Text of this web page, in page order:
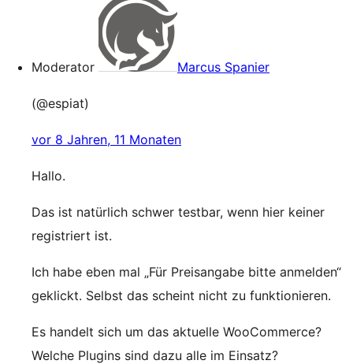
Moderator Marcus Spanier
(@espiat)
vor 8 Jahren, 11 Monaten
Hallo.
Das ist natürlich schwer testbar, wenn hier keiner
registriert ist.
Ich habe eben mal „Für Preisangabe bitte anmelden“
geklickt. Selbst das scheint nicht zu funktionieren.
Es handelt sich um das aktuelle WooCommerce?
Welche Plugins sind dazu alle im Einsatz?